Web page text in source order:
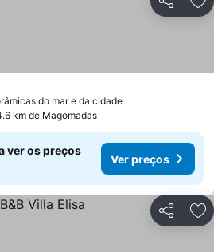
Partilhar
do mar e da cidade
km de Magomadas
ver os preços
Ver preços
Partilhar